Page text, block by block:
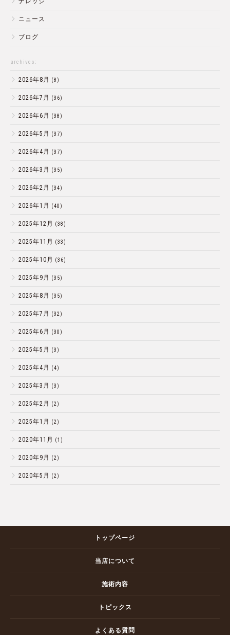
ニュース
ブログ
archives:
2026年8月 (8)
2026年7月 (36)
2026年6月 (38)
2026年5月 (37)
2026年4月 (37)
2026年3月 (35)
2026年2月 (34)
2026年1月 (40)
2025年12月 (38)
2025年11月 (33)
2025年10月 (36)
2025年9月 (35)
2025年8月 (35)
2025年7月 (32)
2025年6月 (30)
2025年5月 (3)
2025年4月 (4)
2025年3月 (3)
2025年2月 (2)
2025年1月 (2)
2020年11月 (1)
2020年9月 (2)
2020年5月 (2)
トップページ
当店について
施術内容
トピックス
よくある質問